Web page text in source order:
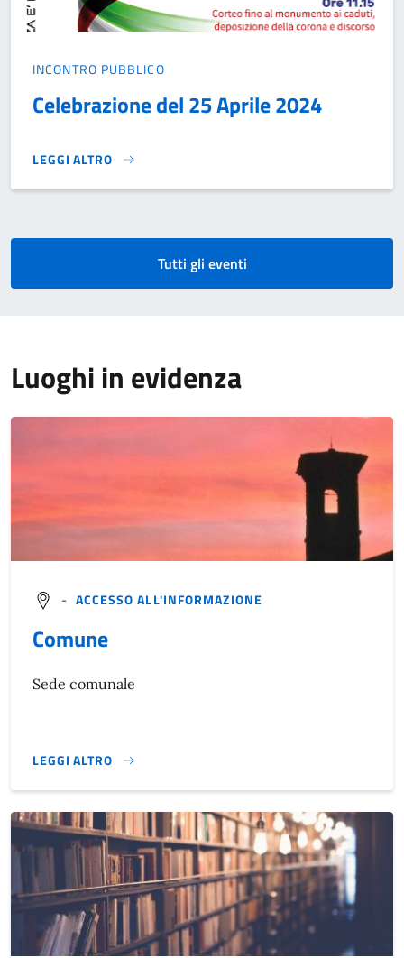
INCONTRO PUBBLICO
Celebrazione del 25 Aprile 2024
LEGGI ALTRO
CELEBRAZIONE DEL 25 APRILE 2024}
Tutti gli eventi
Luoghi in evidenza
- ACCESSO ALL'INFORMAZIONE
Comune
Sede comunale
LEGGI ALTRO
}